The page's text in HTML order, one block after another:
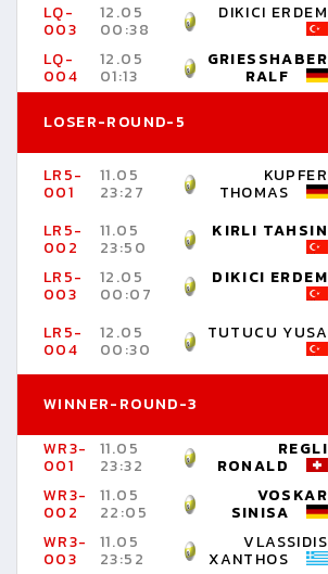
LQ-
003
12.05
00:38
DIKICI ERDEM
LQ-
004
12.05
01:13
GRIESSHABER
RALF
LOSER-ROUND-5
LR5-
001
11.05
23:27
KUPFER
THOMAS
LR5-
002
11.05
23:50
KIRLI TAHSIN
LR5-
003
12.05
00:07
DIKICI ERDEM
LR5-
004
12.05
00:30
TUTUCU YUSA
WINNER-ROUND-3
WR3-
001
11.05
23:32
REGLI
RONALD
WR3-
002
11.05
22:05
VOSKAR
SINISA
WR3-
003
11.05
23:52
VLASSIDIS
XANTHOS